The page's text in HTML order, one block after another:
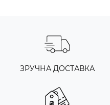
ЗРУЧНА ДОСТАВКА